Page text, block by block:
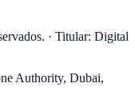
· Titular: Digital
Authority, Dubai,